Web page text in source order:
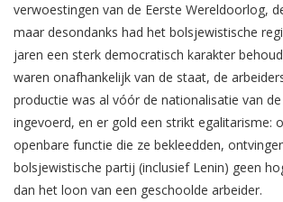
verwoestingen van de Eerste Wereldoorlog,
maar desondanks had het bolsjewistische
jaren een sterk democratisch karakter
waren onafhankelijk van de staat, de
productie was al vóór de nationalisatie van
ingevoerd, en er gold een strikt egalitarisme:
openbare functie die ze bekleedden,
bolsjewistische partij (inclusief Lenin) geen
dan het loon van een geschoolde arbeider.